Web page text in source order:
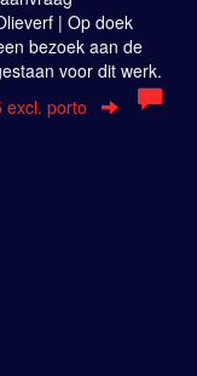
| Op doek
bezoek aan de
voor dit werk.
excl. porto